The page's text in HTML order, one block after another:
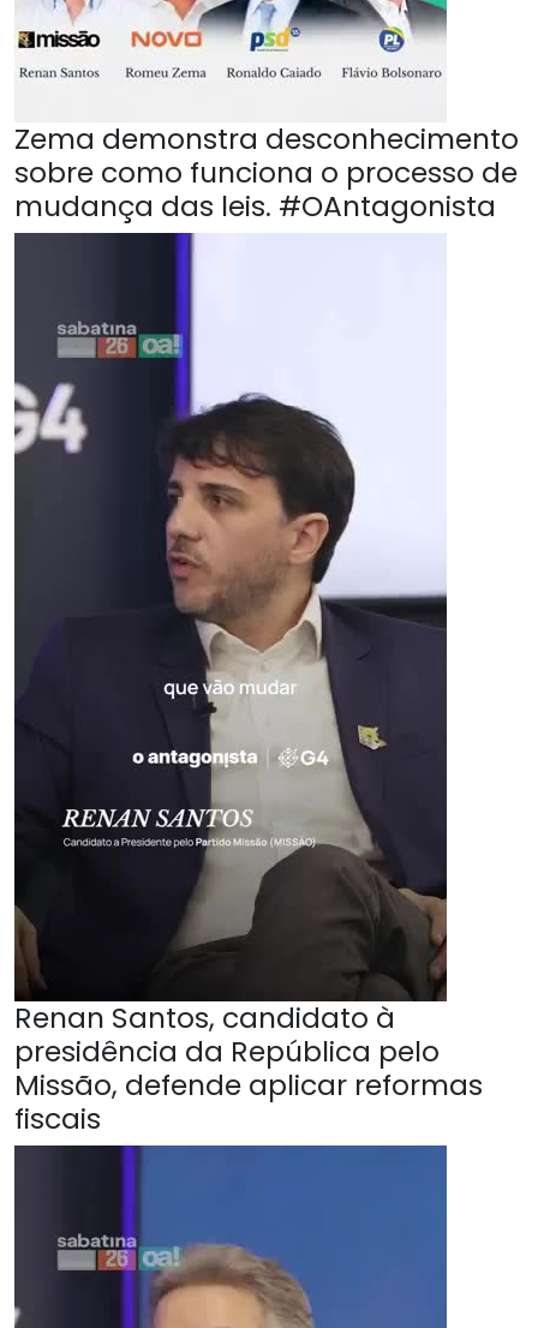
Zema demonstra desconhecimento
sobre como funciona o processo de
mudança das leis. #OAntagonista
Renan Santos, candidato à
presidência da República pelo
Missão, defende aplicar reformas
fiscais